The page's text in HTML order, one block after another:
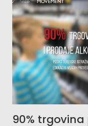
90%